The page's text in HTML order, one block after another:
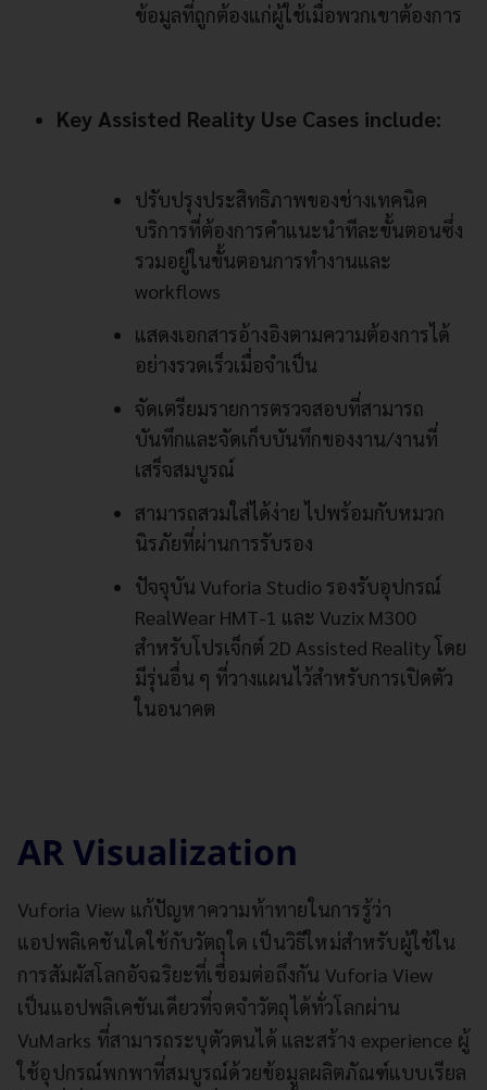
ข้อมูลที่ถูกต้องแก่ผู้ใช้เมื่อพวกเขาต้องการ
Key Assisted Reality Use Cases include:
ปรับปรุงประสิทธิภาพของช่างเทคนิค
บริการที่ต้องการคำแนะนำทีละขั้นตอนซึ่ง
รวมอยู่ในขั้นตอนการทำงานและ
workflows
แสดงเอกสารอ้างอิงตามความต้องการได้
อย่างรวดเร็วเมื่อจำเป็น
จัดเตรียมรายการตรวจสอบที่สามารถ
บันทึกและจัดเก็บบันทึกของงาน/งานที่
เสร็จสมบูรณ์
สามารถสวมใส่ได้ง่าย ไปพร้อมกับหมวก
นิรภัยที่ผ่านการรับรอง
ปัจจุบัน Vuforia Studio รองรับอุปกรณ์
RealWear HMT-1 และ Vuzix M300
สำหรับโปรเจ็กต์ 2D Assisted Reality โดย
มีรุ่นอื่น ๆ ที่วางแผนไว้สำหรับการเปิดตัว
ในอนาคต
AR Visualization
Vuforia View แก้ปัญหาความท้าทายในการรู้ว่า
แอปพลิเคชันใดใช้กับวัตถุใด เป็นวิธีใหม่สำหรับผู้ใช้ใน
การสัมผัสโลกอัจฉริยะที่เชื่อมต่อถึงกัน Vuforia View
เป็นแอปพลิเคชันเดียวที่จดจำวัตถุได้ทั่วโลกผ่าน
VuMarks ที่สามารถระบุตัวตนได้ และสร้าง experience ผู้
ใช้อุปกรณ์พกพาที่สมบูรณ์ด้วยข้อมูลผลิตภัณฑ์แบบเรียล